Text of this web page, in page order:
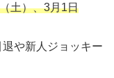
土）、3月1日
や新人ジョッキー